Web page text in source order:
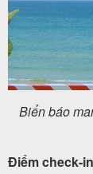
Biển báo
Điểm check-in